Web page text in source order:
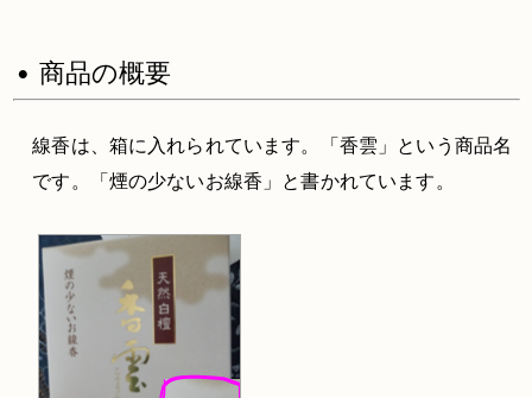
• 商品の概要
線香は、箱に入れられています。「香雲」という商品名
です。「煙の少ないお線香」と書かれています。